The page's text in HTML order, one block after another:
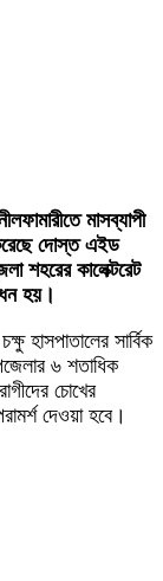
মাসব্যাপী
দোস্ত এইড
শহরের কালেক্টরেট
হয়।
হাসপাতালের সার্বিক
৬ শতাধিক
চোখের
দেওয়া হবে।